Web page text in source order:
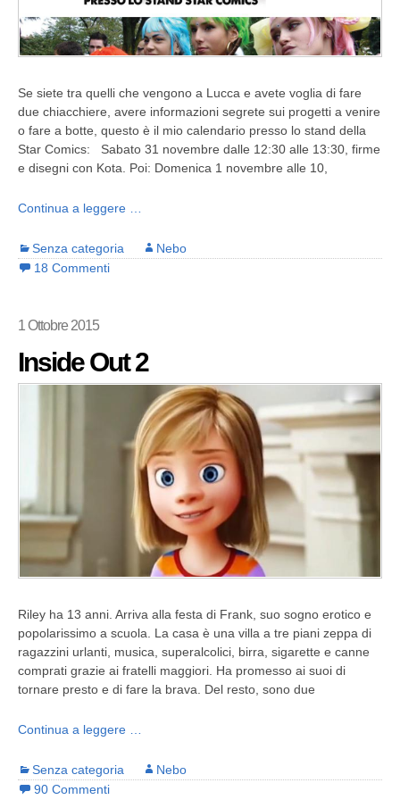
Se siete tra quelli che vengono a Lucca e avete voglia di fare
due chiacchiere, avere informazioni segrete sui progetti a venire
o fare a botte, questo è il mio calendario presso lo stand della
Star Comics: Sabato 31 novembre dalle 12:30 alle 13:30, firme
e disegni con Kota. Poi: Domenica 1 novembre alle 10,
Continua a leggere …
Senza categoria
Nebo
18 Commenti
1 Ottobre 2015
Inside Out 2
Riley ha 13 anni. Arriva alla festa di Frank, suo sogno erotico e
popolarissimo a scuola. La casa è una villa a tre piani zeppa di
ragazzini urlanti, musica, superalcolici, birra, sigarette e canne
comprati grazie ai fratelli maggiori. Ha promesso ai suoi di
tornare presto e di fare la brava. Del resto, sono due
Continua a leggere …
Senza categoria
Nebo
90 Commenti